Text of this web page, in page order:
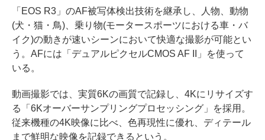
「EOS R3」のAF被写体検出技術を継承し、人物、動物
(犬・猫・鳥)、乗り物(モータースポーツにおける車・バ
イク)の動きが速いシーンにおいて快適な撮影が可能とい
う。AFには「デュアルピクセルCMOS AF II」を使って
いる。
動画撮影では、実質6Kの画質で記録し、4Kにリサイズす
る「6Kオーバーサンプリングプロセッシング」を採用。
従来機種の4K映像に比べ、色再現性に優れ、ディテール
まで鮮明な映像を記録できるという。